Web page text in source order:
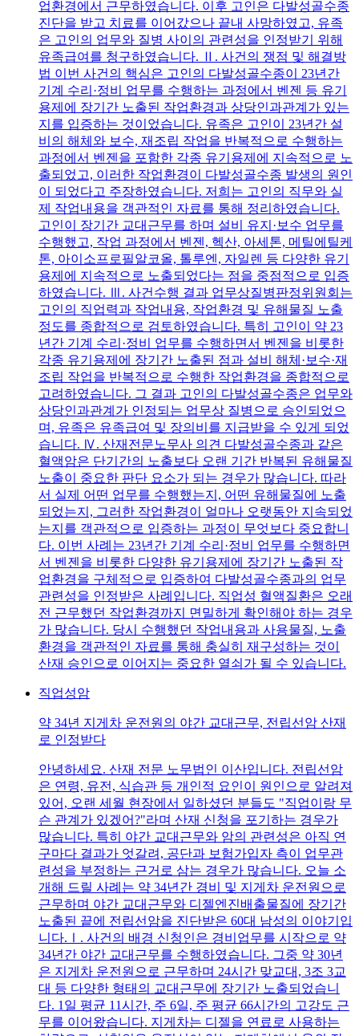
업환경에서 근무하였습니다. 이후 고인은 다발성골수종
진단을 받고 치료를 이어갔으나 끝내 사망하였고, 유족
은 고인의 업무와 질병 사이의 관련성을 인정받기 위해
유족급여를 청구하였습니다. Ⅱ. 사건의 쟁점 및 해결방
법 이번 사건의 핵심은 고인의 다발성골수종이 23년간
기계 수리·정비 업무를 수행하는 과정에서 벤젠 등 유기
용제에 장기간 노출된 작업환경과 상당인과관계가 있는
지를 입증하는 것이었습니다. 유족은 고인이 23년간 설
비의 해체와 보수, 재조립 작업을 반복적으로 수행하는
과정에서 벤젠을 포함한 각종 유기용제에 지속적으로 노
출되었고, 이러한 작업환경이 다발성골수종 발생의 원인
이 되었다고 주장하였습니다. 저희는 고인의 직무와 실
제 작업내용을 객관적인 자료를 통해 정리하였습니다.
고인이 장기간 교대근무를 하며 설비 유지·보수 업무를
수행했고, 작업 과정에서 벤젠, 헥산, 아세톤, 메틸에틸케
톤, 아이소프로필알코올, 톨루엔, 자일렌 등 다양한 유기
용제에 지속적으로 노출되었다는 점을 중점적으로 입증
하였습니다. Ⅲ. 사건수행 결과 업무상질병판정위원회는
고인의 직업력과 작업내용, 작업환경 및 유해물질 노출
정도를 종합적으로 검토하였습니다. 특히 고인이 약 23
년간 기계 수리·정비 업무를 수행하면서 벤젠을 비롯한
각종 유기용제에 장기간 노출된 점과 설비 해체·보수·재
조립 작업을 반복적으로 수행한 작업환경을 종합적으로
고려하였습니다. 그 결과 고인의 다발성골수종은 업무와
상당인과관계가 인정되는 업무상 질병으로 승인되었으
며, 유족은 유족급여 및 장의비를 지급받을 수 있게 되었
습니다. Ⅳ. 산재전문노무사 의견 다발성골수종과 같은
혈액암은 단기간의 노출보다 오랜 기간 반복된 유해물질
노출이 중요한 판단 요소가 되는 경우가 많습니다. 따라
서 실제 어떤 업무를 수행했는지, 어떤 유해물질에 노출
되었는지, 그러한 작업환경이 얼마나 오랫동안 지속되었
는지를 객관적으로 입증하는 과정이 무엇보다 중요합니
다. 이번 사례는 23년간 기계 수리·정비 업무를 수행하면
서 벤젠을 비롯한 다양한 유기용제에 장기간 노출된 작
업환경을 구체적으로 입증하여 다발성골수종과의 업무
관련성을 인정받은 사례입니다. 직업성 혈액질환은 오래
전 근무했던 작업환경까지 면밀하게 확인해야 하는 경우
가 많습니다. 당시 수행했던 작업내용과 사용물질, 노출
환경을 객관적인 자료를 통해 충실히 재구성하는 것이
산재 승인으로 이어지는 중요한 열쇠가 될 수 있습니다.
직업성암
약 34년 지게차 운전원의 야간 교대근무, 전립선암 산재
로 인정받다
안녕하세요. 산재 전문 노무법인 이산입니다. 전립선암
은 연령, 유전, 식습관 등 개인적 요인이 원인으로 알려져
있어, 오랜 세월 현장에서 일하셨던 분들도 "직업이랑 무
슨 관계가 있겠어?"라며 산재 신청을 포기하는 경우가
많습니다. 특히 야간 교대근무와 암의 관련성은 아직 연
구마다 결과가 엇갈려, 공단과 보험가입자 측이 업무관
련성을 부정하는 근거로 삼는 경우가 많습니다. 오늘 소
개해 드릴 사례는 약 34년간 경비 및 지게차 운전원으로
근무하며 야간 교대근무와 디젤엔진배출물질에 장기간
노출된 끝에 전립선암을 진단받은 60대 남성의 이야기입
니다.Ⅰ. 사건의 배경 신청인은 경비업무를 시작으로 약
34년간 야간 교대근무를 수행하였습니다. 그중 약 30년
은 지게차 운전원으로 근무하며 24시간 맞교대, 3조 3교
대 등 다양한 형태의 교대근무에 장기간 노출되었습니
다. 1일 평균 11시간, 주 6일, 주 평균 66시간의 고강도 근
무를 이어왔습니다. 지게차는 디젤을 연료로 사용하는